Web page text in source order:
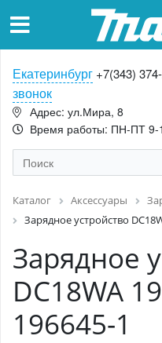
Екатеринбург +7(343)
звонок
Адрес: ул.Мира, 8
Время работы: ПН-ПТ
Каталог Аксессуары
Зарядное устройство
Зарядное
DC18WA
196645-1